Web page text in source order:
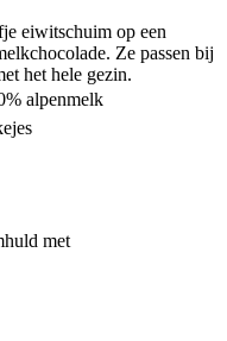
eiwitschuim op een
Ze passen bij
het hele gezin.
alpenmelk
met